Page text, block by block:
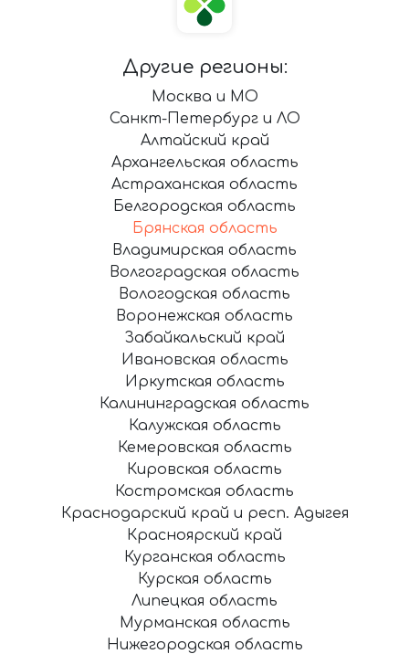
Другие регионы:
Москва и МО
Санкт-Петербург и ЛО
Алтайский край
Архангельская область
Астраханская область
Белгородская область
Брянская область
Владимирская область
Волгоградская область
Вологодская область
Воронежская область
Забайкальский край
Ивановская область
Иркутская область
Калининградская область
Калужская область
Кемеровская область
Кировская область
Костромская область
Краснодарский край и респ. Адыгея
Красноярский край
Курганская область
Курская область
Липецкая область
Мурманская область
Нижегородская область